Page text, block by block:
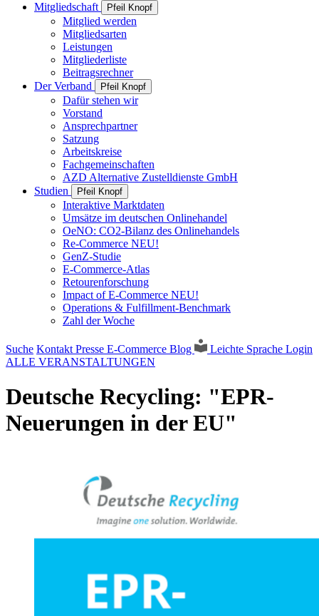
Mitgliedschaft
Pfeil Knopf
Mitglied werden
Mitgliedsarten
Leistungen
Mitgliederliste
Beitragsrechner
Der Verband
Pfeil Knopf
Dafür stehen wir
Vorstand
Ansprechpartner
Satzung
Arbeitskreise
Fachgemeinschaften
AZD Alternative Zustelldienste GmbH
Studien
Pfeil Knopf
Interaktive Marktdaten
Umsätze im deutschen Onlinehandel
OeNO: CO2-Bilanz des Onlinehandels
Re-Commerce NEU!
GenZ-Studie
E-Commerce-Atlas
Retourenforschung
Impact of E-Commerce NEU!
Operations & Fulfillment-Benchmark
Zahl der Woche
Suche Kontakt Presse E-Commerce Blog Leichte Sprache Login
ALLE VERANSTALTUNGEN
Deutsche Recycling: "EPR-
Neuerungen in der EU"